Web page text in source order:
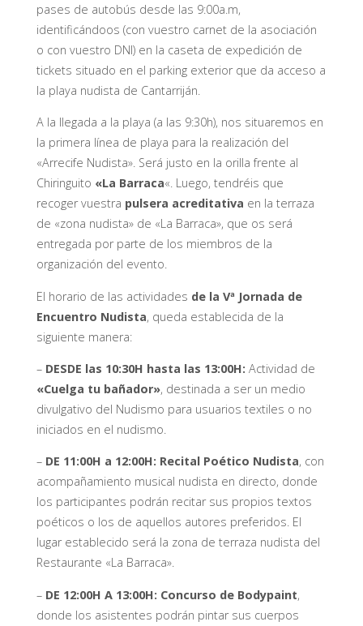
pases de autobús desde las 9:00a.m,
identificándoos (con vuestro carnet de la asociación
o con vuestro DNI) en la caseta de expedición de
tickets situado en el parking exterior que da acceso a
la playa nudista de Cantarriján.
A la llegada a la playa (a las 9:30h), nos situaremos en
la primera línea de playa para la realización del
«Arrecife Nudista». Será justo en la orilla frente al
Chiringuito «La Barraca«. Luego, tendréis que
recoger vuestra pulsera acreditativa en la terraza
de «zona nudista» de «La Barraca», que os será
entregada por parte de los miembros de la
organización del evento.
El horario de las actividades de la Vª Jornada de
Encuentro Nudista, queda establecida de la
siguiente manera:
– DESDE las 10:30H hasta las 13:00H: Actividad de
«Cuelga tu bañador», destinada a ser un medio
divulgativo del Nudismo para usuarios textiles o no
iniciados en el nudismo.
– DE 11:00H a 12:00H: Recital Poético Nudista, con
acompañamiento musical nudista en directo, donde
los participantes podrán recitar sus propios textos
poéticos o los de aquellos autores preferidos. El
lugar establecido será la zona de terraza nudista del
Restaurante «La Barraca».
– DE 12:00H A 13:00H: Concurso de Bodypaint,
donde los asistentes podrán pintar sus cuerpos